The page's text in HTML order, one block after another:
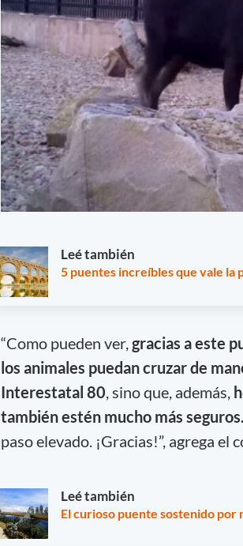
Leé también
5 puentes increíbles que vale la
“Como pueden ver,gracias a este
los animales puedan cruzar de
Interestatal 80, sino que, además,
también estén mucho más seguros.
paso elevado. ¡Gracias!”, agrega el
Leé también
El curioso puente sostenido por